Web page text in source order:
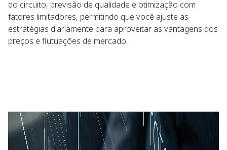
do circuito, previsão de qualidade e otimização com
fatores limitadores, permitindo que você ajuste as
estratégias diariamente para aproveitar as vantagens dos
preços e flutuações de mercado.